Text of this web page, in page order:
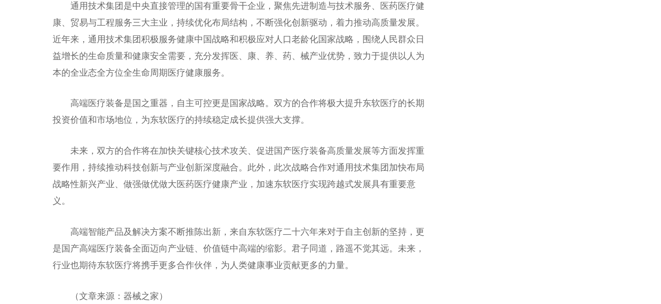
通用技术集团是中央直接管理的国有重要骨干企业，聚焦先进制造与技术服务、医药医疗健
康、贸易与工程服务三大主业，持续优化布局结构，不断强化创新驱动，着力推动高质量发展。
近年来，通用技术集团积极服务健康中国战略和积极应对人口老龄化国家战略，围绕人民群众日
益增长的生命质量和健康安全需要，充分发挥医、康、养、药、械产业优势，致力于提供以人为
本的全业态全方位全生命周期医疗健康服务。
高端医疗装备是国之重器，自主可控更是国家战略。双方的合作将极大提升东软医疗的长期
投资价值和市场地位，为东软医疗的持续稳定成长提供强大支撑。
未来，双方的合作将在加快关键核心技术攻关、促进国产医疗装备高质量发展等方面发挥重
要作用，持续推动科技创新与产业创新深度融合。此外，此次战略合作对通用技术集团加快布局
战略性新兴产业、做强做优做大医药医疗健康产业，加速东软医疗实现跨越式发展具有重要意
义。
高端智能产品及解决方案不断推陈出新，来自东软医疗二十六年来对于自主创新的坚持，更
是国产高端医疗装备全面迈向产业链、价值链中高端的缩影。君子同道，路遥不觉其远。未来，
行业也期待东软医疗将携手更多合作伙伴，为人类健康事业贡献更多的力量。
（文章来源：器械之家）